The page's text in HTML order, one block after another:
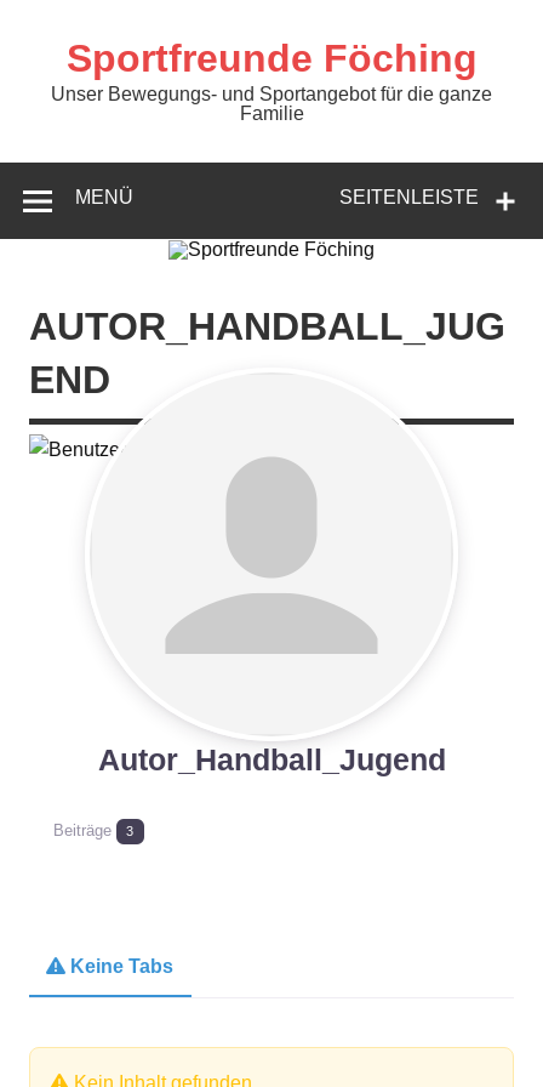
springenSportfreunde Föching
Unser Bewegungs- und Sportangebot für die ganze
Familie
SEITENLEISTE
MENÜ
AUTOR_HANDBALL_JUG
END
Autor_Handball_Jugend
Beiträge 3
Keine Tabs
Kein Inhalt gefunden.